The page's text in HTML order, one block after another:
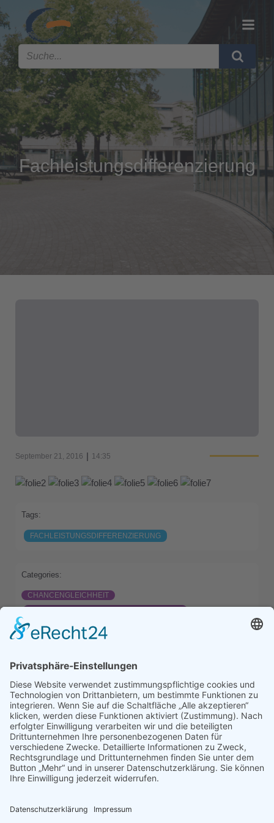
Fachleistungsdifferenzierung
Latest Comments
September 21, 2016 | 14:35
Tags:
FACHLEISTUNGSDIFFERENZIERUNG
Categories:
CHANCENGLEICHHEIT
DIFFERENZIERUNG STATT SITZENBLEIBEN
SCHULLEBEN
Previous
Comments are closed